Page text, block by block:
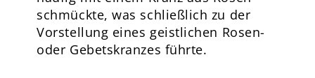
schmückte, was schließlich zu der
Vorstellung eines geistlichen Rosen-
oder Gebetskranzes führte.